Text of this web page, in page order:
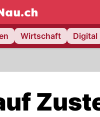
NAU.ch
Wirtschaft Digital